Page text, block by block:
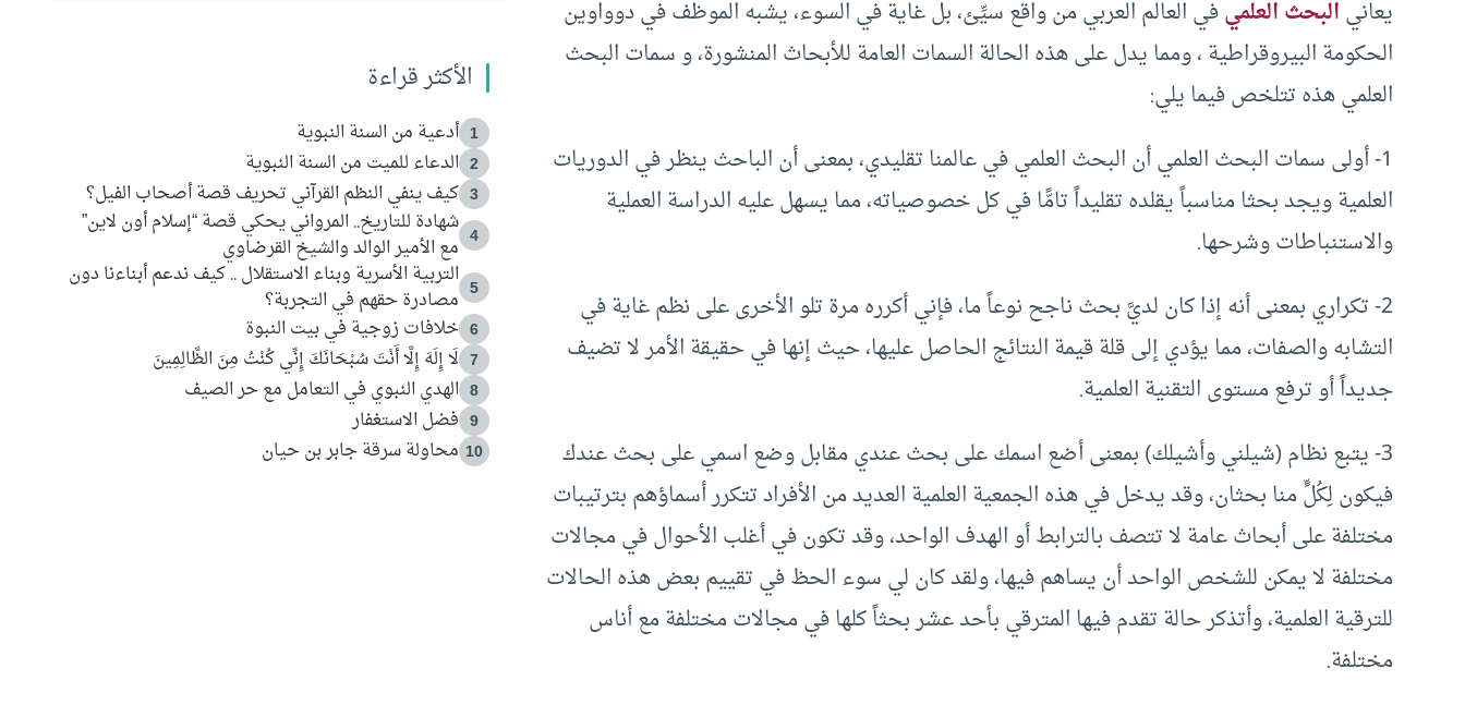
يعانيالبحث العلميفي العالم العربي من واقع سيِّئ، بل غاية في السوء، يشبه الموظف في دوواوين
الحكومة البيروقراطية ، ومما يدل على هذه الحالة السمات العامة للأبحاث المنشورة، و سمات البحث
العلمي هذه تتلخص فيما يلي:
1- أولى سمات البحث العلمي أن البحث العلمي في عالمنا تقليدي، بمعنى أن الباحث ينظر في الدوريات
العلمية ويجد بحثا مناسباً يقلده تقليداً تامًّا في كل خصوصياته، مما يسهل عليه الدراسة العملية
والاستنباطات وشرحها.
2- تكراري بمعنى أنه إذا كان لديَّ بحث ناجح نوعاً ما، فإني أكرره مرة تلو الأخرى على نظم غاية في
التشابه والصفات، مما يؤدي إلى قلة قيمة النتائج الحاصل عليها، حيث إنها في حقيقة الأمر لا تضيف
جديداً أو ترفع مستوى التقنية العلمية.
3- يتبع نظام (شيلني وأشيلك) بمعنى أضع اسمك على بحث عندي مقابل وضع اسمي على بحث عندك
فيكون لِكُلٍّ منا بحثان، وقد يدخل في هذه الجمعية العلمية العديد من الأفراد تتكرر أسماؤهم بترتيبات
مختلفة على أبحاث عامة لا تتصف بالترابط أو الهدف الواحد، وقد تكون في أغلب الأحوال في مجالات
مختلفة لا يمكن للشخص الواحد أن يساهم فيها، ولقد كان لي سوء الحظ في تقييم بعض هذه الحالات
للترقية العلمية، وأتذكر حالة تقدم فيها المترقي بأحد عشر بحثاً كلها في مجالات مختلفة مع أناس
مختلفة.
الأكثر قراءة
1 أدعية من السنة النبوية
2 الدعاء للميت من السنة النبوية
3 كيف ينفي النظم القرآني تحريف قصة أصحاب الفيل؟
4
شهادة للتاريخ.. المرواني يحكي قصة “إسلام أون لاين”
مع الأمير الوالد والشيخ القرضاوي
5
التربية الأسرية وبناء الاستقلال .. كيف ندعم أبناءنا دون
مصادرة حقهم في التجربة؟
6 خلافات زوجية في بيت النبوة
7 لَا إِلَهَ إِلَّا أَنْتَ سُبْحَانَكَ إِنِّي كُنْتُ مِنَ الظَّالِمِينَ
8 الهدي النبوي في التعامل مع حر الصيف
9 فضل الاستغفار
10 محاولة سرقة جابر بن حيان